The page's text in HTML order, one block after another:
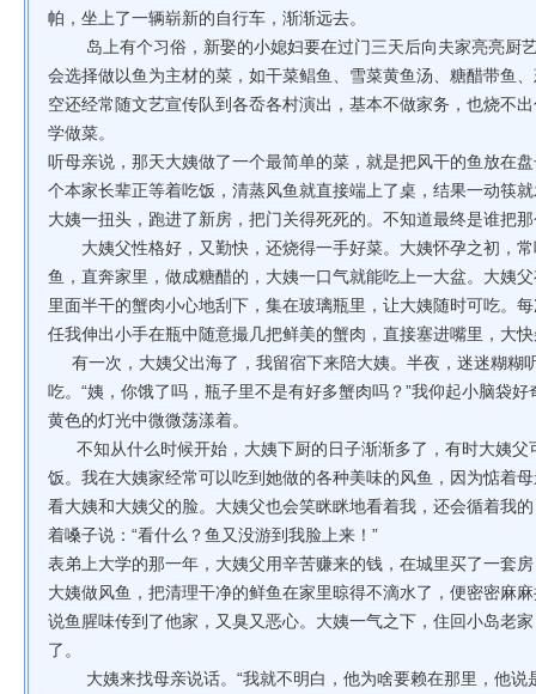
帕，坐上了一辆崭新的自行车，渐渐远去。
岛上有个习俗，新娶的小媳妇要在过门三天后向夫家亮亮厨
会选择做以鱼为主材的菜，如干菜鲳鱼、雪菜黄鱼汤、糖醋带鱼
空还经常随文艺宣传队到各岙各村演出，基本不做家务，也烧不
学做菜。
听母亲说，那天大姨做了一个最简单的菜，就是把风干的鱼放在
个本家长辈正等着吃饭，清蒸风鱼就直接端上了桌，结果一动筷
大姨一扭头，跑进了新房，把门关得死死的。不知道最终是谁把
大姨父性格好，又勤快，还烧得一手好菜。大姨怀孕之初，常
鱼，直奔家里，做成糖醋的，大姨一口气就能吃上一大盆。大姨
里面半干的蟹肉小心地刮下，集在玻璃瓶里，让大姨随时可吃。
任我伸出小手在瓶中随意撮几把鲜美的蟹肉，直接塞进嘴里，大
有一次，大姨父出海了，我留宿下来陪大姨。半夜，迷迷糊糊
吃。“姨，你饿了吗，瓶子里不是有好多蟹肉吗？”我仰起小脑袋
黄色的灯光中微微荡漾着。
不知从什么时候开始，大姨下厨的日子渐渐多了，有时大姨父
饭。我在大姨家经常可以吃到她做的各种美味的风鱼，因为惦着
看大姨和大姨父的脸。大姨父也会笑眯眯地看着我，还会循着我
着嗓子说：“看什么？鱼又没游到我脸上来！”
表弟上大学的那一年，大姨父用辛苦赚来的钱，在城里买了一套
大姨做风鱼，把清理干净的鲜鱼在家里晾得不滴水了，便密密麻
说鱼腥味传到了他家，又臭又恶心。大姨一气之下，住回小岛老
了。
大姨来找母亲说话。“我就不明白，他为啥要赖在那里，他说